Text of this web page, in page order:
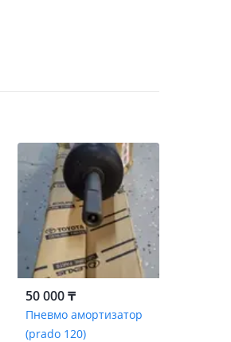
50 000 ₸
Пневмо амортизатор
(prado 120)